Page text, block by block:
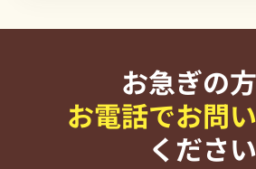
お急ぎの
お電話でお問
ください